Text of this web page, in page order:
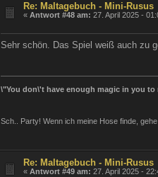
Re: Maltagebuch - Mini-Rusus
«Antwort #48 am: 27. April 2025 -
Sehr schön. Das Spiel weiß auch zu
\"You don\'t have enough magic in you to
Sch.. Party! Wenn ich meine Hose finde,
Re: Maltagebuch - Mini-Rusus
«Antwort #49 am: 27. April 2025 -